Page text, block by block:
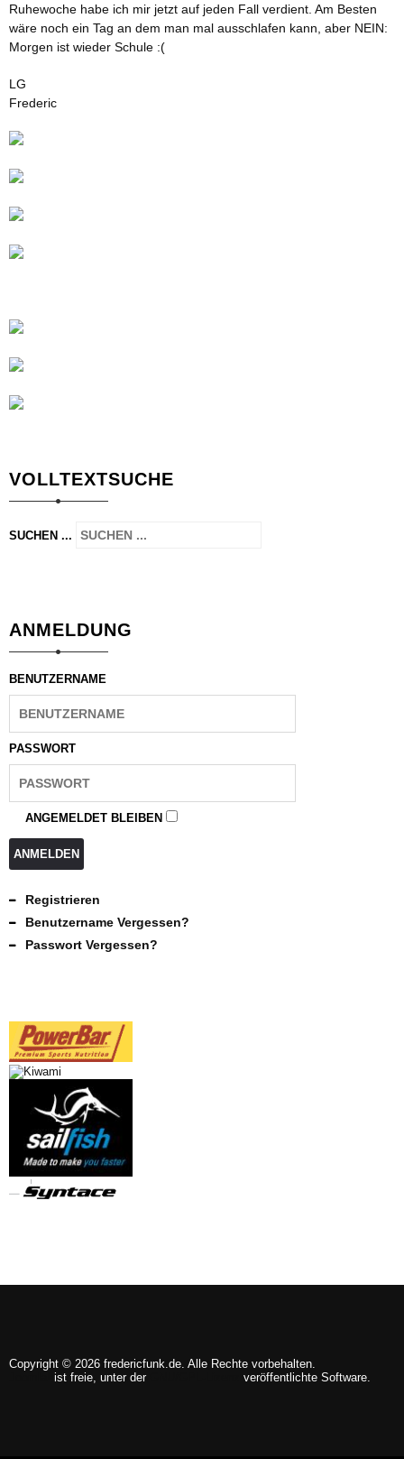
Ruhewoche habe ich mir jetzt auf jeden Fall verdient. Am Besten
wäre noch ein Tag an dem man mal ausschlafen kann, aber NEIN:
Morgen ist wieder Schule :(
LG
Frederic
VOLLTEXTSUCHE
SUCHEN ...
ANMELDUNG
BENUTZERNAME
PASSWORT
ANGEMELDET BLEIBEN
ANMELDEN
Registrieren
Benutzername Vergessen?
Passwort Vergessen?
Copyright © 2026 fredericfunk.de. Alle Rechte vorbehalten.
ist freie, unter der veröffentlichte Software.